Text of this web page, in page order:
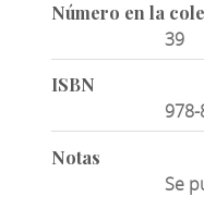
Número en la
39
ISBN
Notas
Se